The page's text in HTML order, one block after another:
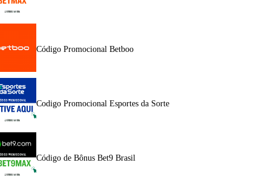
Código Promocional Betboo
Codigo Promocional Esportes da Sorte
Código de Bônus Bet9 Brasil